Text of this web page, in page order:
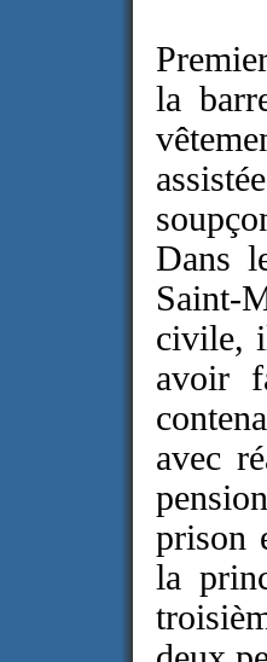
la
Dans
Saint-
civile,
avoir
avec
prison
la